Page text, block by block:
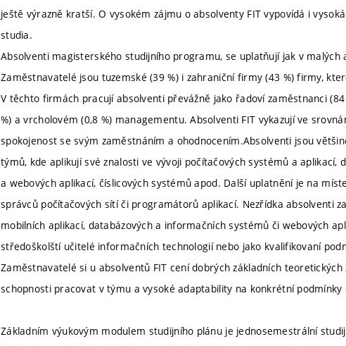
ještě výrazně kratší. O vysokém zájmu o absolventy FIT vypovídá i
studia.
Absolventi magisterského studijního programu, se uplatňují jak v
Zaměstnavatelé jsou tuzemské (39 %) i zahraniční firmy (43 %) firmy,
V těchto firmách pracují absolventi převážně jako řadoví zaměstnanci
%) a vrcholovém (0,8 %) managementu. Absolventi FIT vykazují ve
spokojenost se svým zaměstnáním a ohodnocením.Absolventi jsou
týmů, kde aplikují své znalosti ve vývoji počítačových systémů a
a webových aplikací, číslicových systémů apod. Další uplatnění je na
správců počítačových sítí či programátorů aplikací. Nezřídka absolventi
mobilních aplikací, databázových a informačních systémů či webových
středoškolští učitelé informačních technologií nebo jako kvalifikovaní
Zaměstnavatelé si u absolventů FIT cení dobrých základních
schopnosti pracovat v týmu a vysoké adaptability na konkrétní podmínky
Základním výukovým modulem studijního plánu je jednosemestrální